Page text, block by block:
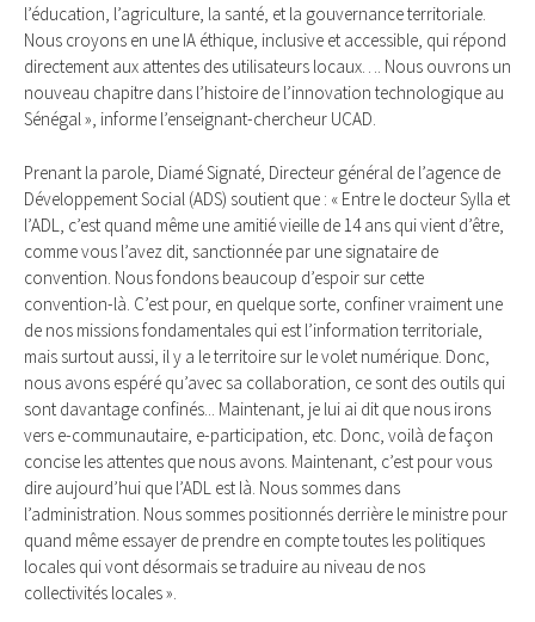
l’éducation, l’agriculture, la santé, et la gouvernance territoriale.
Nous croyons en une IA éthique, inclusive et accessible, qui répond
directement aux attentes des utilisateurs locaux…. Nous ouvrons un
nouveau chapitre dans l’histoire de l’innovation technologique au
Sénégal », informe l’enseignant-chercheur UCAD.
Prenant la parole, Diamé Signaté, Directeur général de l’agence de
Développement Social (ADS) soutient que : « Entre le docteur Sylla et
l’ADL, c’est quand même une amitié vieille de 14 ans qui vient d’être,
comme vous l’avez dit, sanctionnée par une signataire de
convention. Nous fondons beaucoup d’espoir sur cette
convention-là. C’est pour, en quelque sorte, confiner vraiment une
de nos missions fondamentales qui est l’information territoriale,
mais surtout aussi, il y a le territoire sur le volet numérique. Donc,
nous avons espéré qu’avec sa collaboration, ce sont des outils qui
sont davantage confinés... Maintenant, je lui ai dit que nous irons
vers e-communautaire, e-participation, etc. Donc, voilà de façon
concise les attentes que nous avons. Maintenant, c’est pour vous
dire aujourd’hui que l’ADL est là. Nous sommes dans
l’administration. Nous sommes positionnés derrière le ministre pour
quand même essayer de prendre en compte toutes les politiques
locales qui vont désormais se traduire au niveau de nos
collectivités locales ».